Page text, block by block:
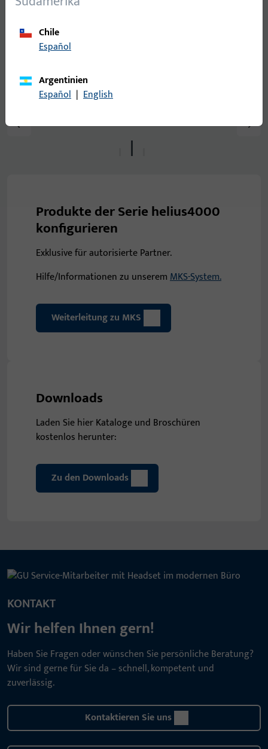
Produkte der Serie helius4000
konfigurieren
Exklusive für autorisierte Partner.
Hilfe/Informationen zu unseremMKS-System.
Weiterleitung zu MKS
Downloads
Laden Sie hier Kataloge und Broschüren
kostenlos herunter:
Zu den Downloads
KONTAKT
Wir helfen Ihnen gern!
Haben Sie Fragen oder wünschen Sie persönliche Beratung?
Wir sind gerne für Sie da – schnell, kompetent und
zuverlässig.
Kontaktieren Sie uns
Chile
Español
Argentinien
Español | English